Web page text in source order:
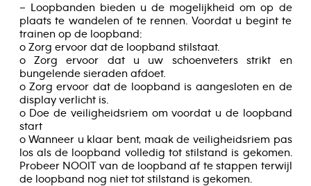
– Loopbanden bieden u de mogelijkheid om op de
plaats te wandelen of te rennen. Voordat u begint te
trainen op de loopband:
o Zorg ervoor dat de loopband stilstaat.
o Zorg ervoor dat u uw schoenveters strikt en
bungelende sieraden afdoet.
o Zorg ervoor dat de loopband is aangesloten en de
display verlicht is.
o Doe de veiligheidsriem om voordat u de loopband
start
o Wanneer u klaar bent, maak de veiligheidsriem pas
los als de loopband volledig tot stilstand is gekomen.
Probeer NOOIT van de loopband af te stappen terwijl
de loopband nog niet tot stilstand is gekomen.